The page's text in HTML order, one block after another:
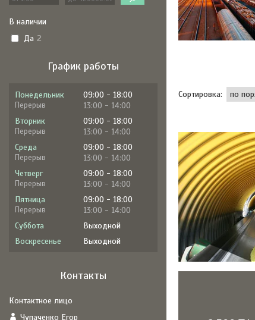
В наличии
Да 2
График работы
Понедельник 09:00
18:00
13:00
14:00
Вторник
09:00
18:00
13:00
14:00
Среда
09:00
18:00
13:00
14:00
Четверг
09:00
18:00
13:00
14:00
Пятница
09:00
18:00
13:00
14:00
Суббота
Выходной
Воскресенье
Выходной
Контакты
Чупаченко Егор